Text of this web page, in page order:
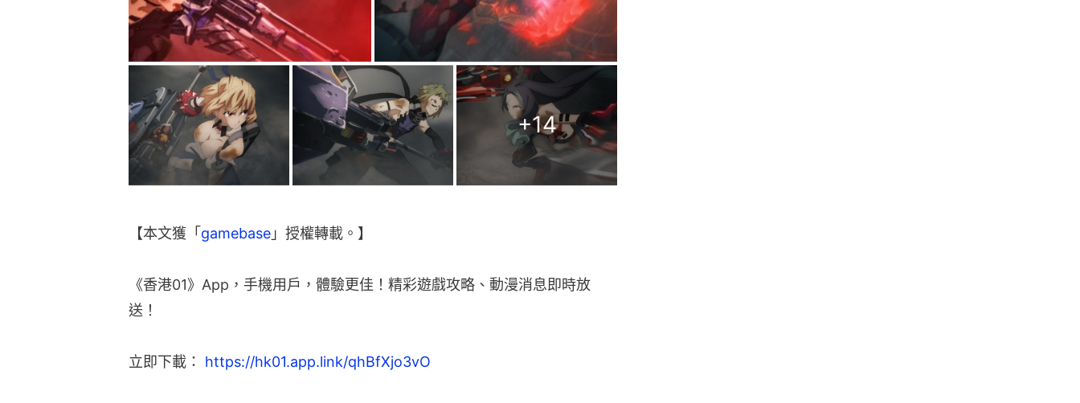
+14
【本文獲「gamebase 」授權轉載。】
《香港01》App，手機用戶，體驗更佳！精彩遊戲攻略、動漫消息即時放
送！
立即下載： https://hk01.app.link/qhBfXjo3vO